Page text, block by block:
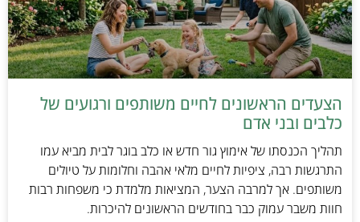
הצעדים הראשונים לחיים משותפים ורגועים של
כלבים ובני אדם
תהליך הכנסתו של אימוץ גור חדש או כלב בוגר לבית מביא עמו
התרגשות רבה, ציפיות לחיים מלאי אהבה וחלומות על טיולים
משותפים. אך למרבה הצער, המציאות מלמדת כי משפחות רבות
חוות משבר עמוק כבר בחודשים הראשונים להיכרות.